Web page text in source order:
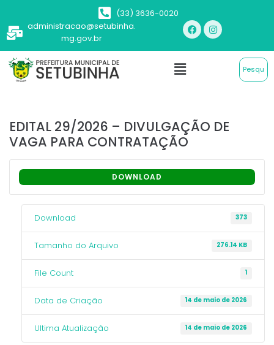
(33) 3636-0020
administracao@setubinha.
mg.gov.br
EDITAL 29/2026 – DIVULGAÇÃO DE
VAGA PARA CONTRATAÇÃO
DOWNLOAD
Download 373
Tamanho do Arquivo 276.14 KB
File Count 1
Data de Criação 14 de maio de 2026
Ultima Atualização 14 de maio de 2026